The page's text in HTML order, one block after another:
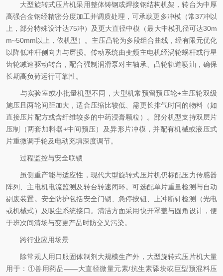
大型旋转式压片机采用整体铸钢或焊接钢结构机架，转台为中厚
高强合金钢经精密分度加工并调质处理，可承载更多冲模（常37冲以
上，部分特殊设计达75冲）及更大直径中模（最大中模孔径可达30m
m~50mm以上，依机型）。主压凸轮为多段组合曲线，经有限元优化
以降低冲杆侧向力与磨损。传动系统由变频主电机经涡轮蜗杆或行星
齿轮减速驱动转台，配合强制润滑泵对主轴承、凸轮轨道喷油，确保
长期高负荷运行可靠性。
与实验室或小批量机型不同，大型机常预留预压轮+主压轮双级
施压且两轮间距加大，适合压缩比较低、需更长排气时间的物料（如
直接压片配方或含纤维较多的中药浸膏颗粒）。部分机型支持双层片
压制（两套加料器+中间预压）及异形片冲模，并配有机械或液压式
片重微调手轮及电动充填深度调节。
过程监控与安全联锁
虽侧重产能与适应性，现代大型旋转式压片机仍标配压力传感器
阵列、主电机电流监测及转台转速闭环。可选配单片重量检测与自动
剔废装置。安全防护包括安全门锁、急停按钮、上冲断针检测（光电
或机械式）及吸尘系统接口。清洁方面采用快开罩盖与圆角设计，便
于班次间清场与变更产品时防交叉污染。
跨行业应用场景
除常规人用口服固体制剂大规模生产外，大型旋转式压片机大量
用于：①兽用药品——大直径微量元素/抗生素舔块或巨型预混料压